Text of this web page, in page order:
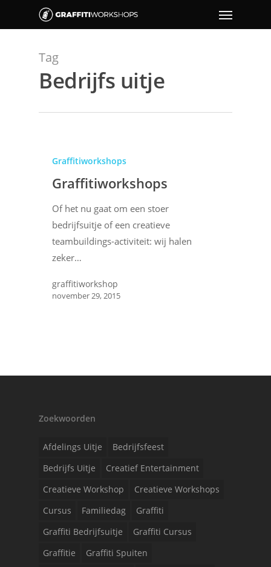
Tag
Bedrijfs uitje
Graffitiworkshops
Graffitiworkshops
Of het nu gaat om een stoer
bedrijfsuitje of een creatieve
teambuildings-activiteit: wij halen
zeker…
graffitiworkshop
november 29, 2015
Zoekwoorden
Afdelings Uitje
Bedrijfsfeest
Bedrijfs Uitje
Creatief Entertainment
Creatieve Workshop
Creatieve Workshops
Cursus
Familiedag
Graffiti
Graffiti Bedrijfsuitje
Graffiti Cursus
Graffitie
Graffiti Spuiten